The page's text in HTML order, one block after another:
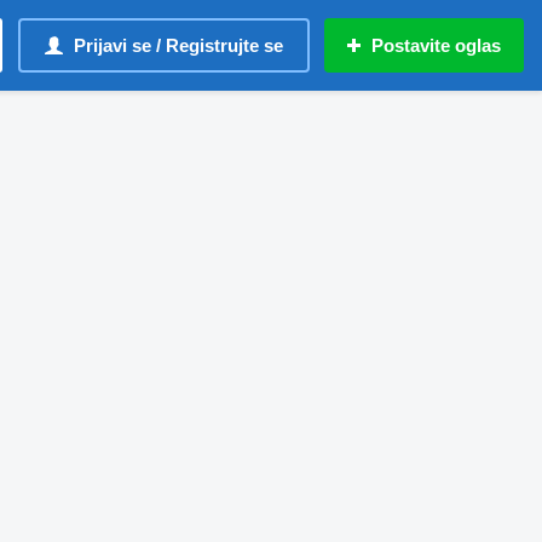
Prijavi se / Registrujte se Postavite oglas